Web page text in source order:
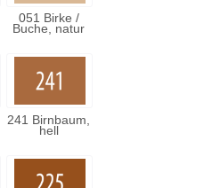
051 Birke /
Buche, natur
241 Birnbaum,
hell